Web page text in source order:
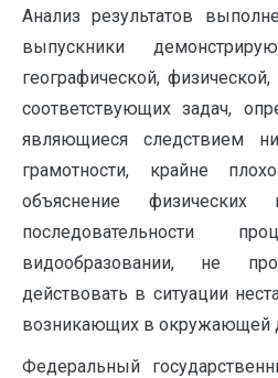
Анализ результатов
выпускники
географической,
соответствующих задач,
являющиеся следствием
грамотности, крайне
объяснение
последовательности
видообразовании, не
действовать в ситуации
возникающих в окружающей
Федеральный